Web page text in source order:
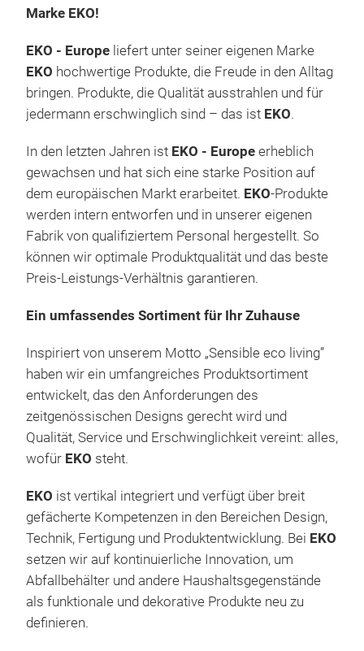
Marke EKO!
EKO - Europe liefert unter seiner eigenen Marke
EKO hochwertige Produkte, die Freude in den Alltag
bringen. Produkte, die Qualität ausstrahlen und für
jedermann erschwinglich sind – das ist EKO.
In den letzten Jahren ist EKO - Europe erheblich
gewachsen und hat sich eine starke Position auf
dem europäischen Markt erarbeitet. EKO-Produkte
werden intern entworfen und in unserer eigenen
Fabrik von qualifiziertem Personal hergestellt. So
können wir optimale Produktqualität und das beste
Preis-Leistungs-Verhältnis garantieren.
Ein umfassendes Sortiment für Ihr Zuhause
Inspiriert von unserem Motto „Sensible eco living”
haben wir ein umfangreiches Produktsortiment
entwickelt, das den Anforderungen des
zeitgenössischen Designs gerecht wird und
Qualität, Service und Erschwinglichkeit vereint: alles,
wofür EKO steht.
EKO ist vertikal integriert und verfügt über breit
gefächerte Kompetenzen in den Bereichen Design,
Technik, Fertigung und Produktentwicklung. Bei EKO
setzen wir auf kontinuierliche Innovation, um
Abfallbehälter und andere Haushaltsgegenstände
als funktionale und dekorative Produkte neu zu
definieren.